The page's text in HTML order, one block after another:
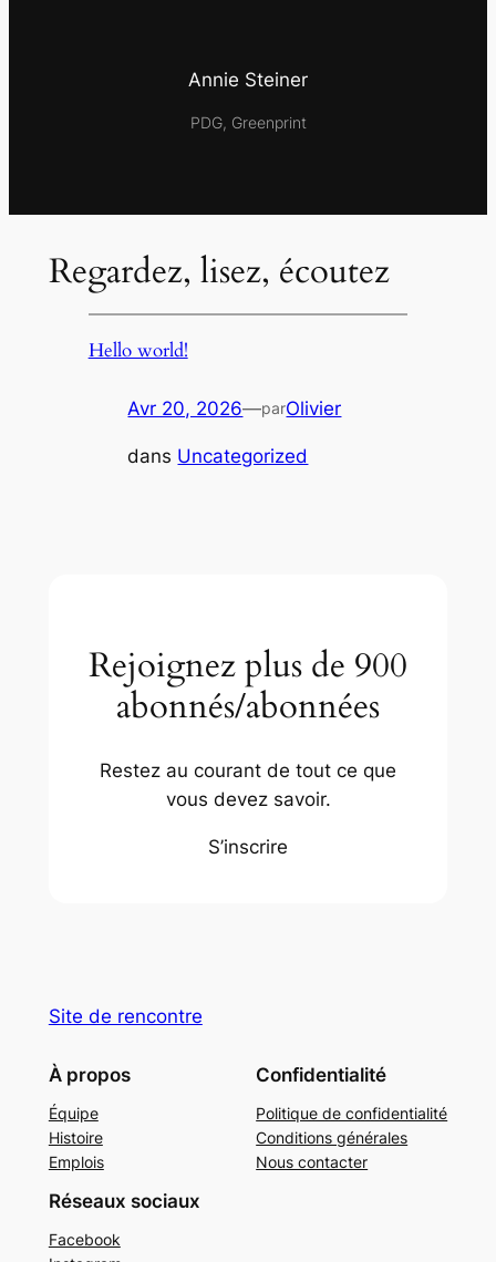
Annie Steiner
PDG, Greenprint
Regardez, lisez, écoutez
Hello world!
Avr 20, 2026—parOlivier
dans Uncategorized
Rejoignez plus de 900
abonnés/abonnées
Restez au courant de tout ce que
vous devez savoir.
S’inscrire
Site de rencontre
À propos
Équipe
Histoire
Emplois
Confidentialité
Politique de confidentialité
Conditions générales
Nous contacter
Réseaux sociaux
Facebook